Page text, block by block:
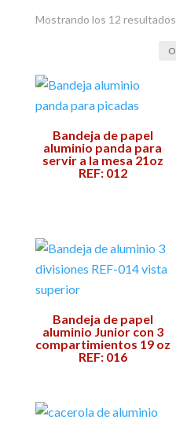
Mostrando los 12 resultados
Bandeja de papel
aluminio panda para
servir a la mesa 21oz
REF: 012
Bandeja de papel
aluminio Junior con 3
compartimientos 19 oz
REF: 016